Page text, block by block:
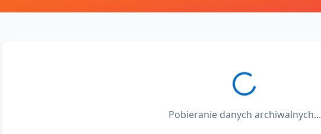
Pobieranie danych archiwalnych...